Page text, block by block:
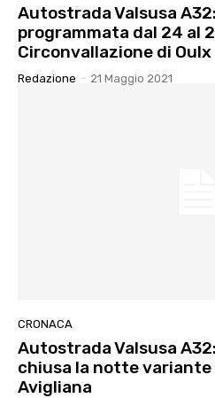
Autostrada Valsusa
programmata dal 24 al
Circonvallazione di Oulx
Redazione - 21 Maggio 2021
CRONACA
Autostrada Valsusa
chiusa la notte variante
Avigliana